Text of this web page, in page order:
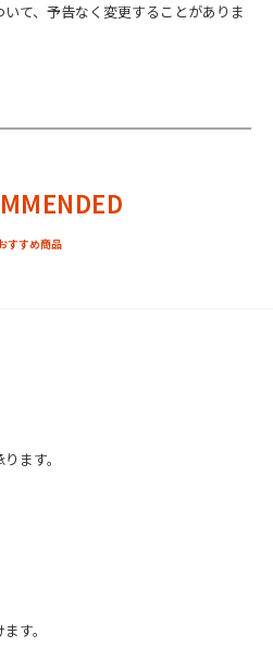
て、予告なく変更することがありま
ます。
す。